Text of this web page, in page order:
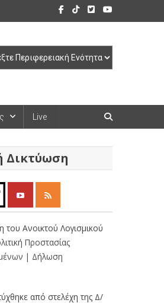
Live
Δικτύωση
του Ανοικτού Λογισμικού
Προστασίας
| Δήλωση
από στελέχη της Δ/